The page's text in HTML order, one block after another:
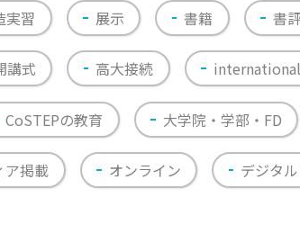
実習 展示 書籍 書
講式 高大接続
CoSTEPの教育 大学院・学部・FD
ア掲載 オンライン デジタ